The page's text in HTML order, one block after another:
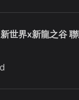
世界x新龍之谷